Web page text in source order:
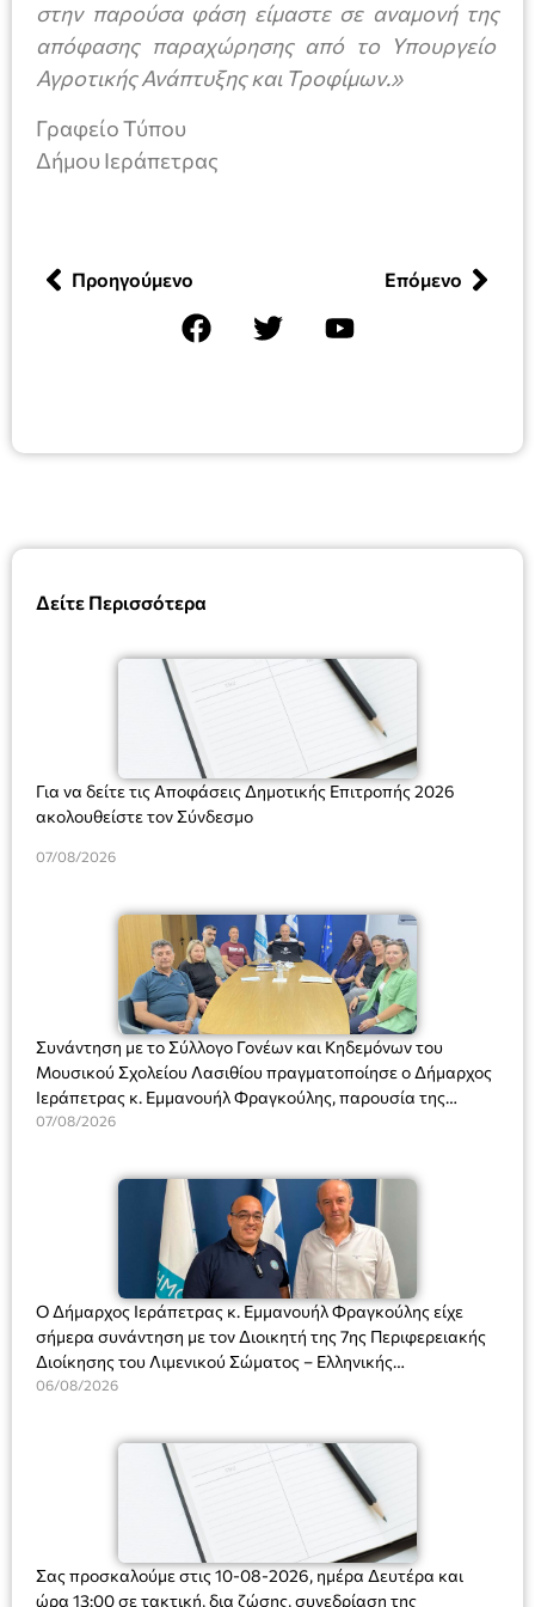
Δείτε Περισσότερα
Για να δείτε τις Αποφάσεις Δημοτικής Επιτροπής 2026
ακολουθείστε τον Σύνδεσμο
07/08/2026
Συνάντηση με το Σύλλογο Γονέων και Κηδεμόνων του
Μουσικού Σχολείου Λασιθίου πραγματοποίησε ο Δήμαρχος
Ιεράπετρας κ. Εμμανουήλ Φραγκούλης, παρουσία της
Διευθύντριας του σχολείου κας Μαριάννας Χαΐτα.
07/08/2026
Ο Δήμαρχος Ιεράπετρας κ. Εμμανουήλ Φραγκούλης είχε
σήμερα συνάντηση με τον Διοικητή της 7ης Περιφερειακής
Διοίκησης του Λιμενικού Σώματος – Ελληνικής
Ακτοφυλακής (Λ.Σ.-ΕΛ.ΑΚΤ.), Αρχιπλοίαρχο Λ.Σ. κ. Ιωάννη
06/08/2026
Σας προσκαλούμε στις 10-08-2026, ημέρα Δευτέρα και
ώρα 13:00 σε τακτική, δια ζώσης, συνεδρίαση της
στην παρούσα φάση είμαστε σε αναμονή της
απόφασης παραχώρησης από το Υπουργείο
Αγροτικής Ανάπτυξης και Τροφίμων.»
Γραφείο Τύπου
Δήμου Ιεράπετρας
Προηγούμενο Επόμενο